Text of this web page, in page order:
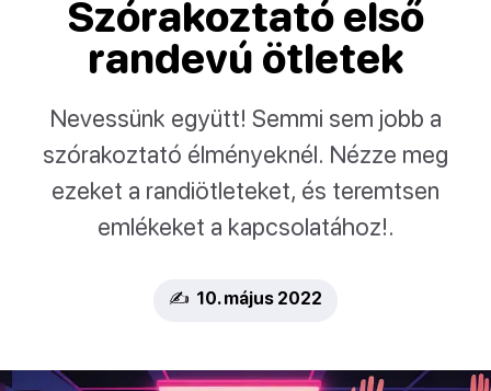
Szórakoztató első
randevú ötletek
Nevessünk együtt! Semmi sem jobb a
szórakoztató élményeknél. Nézze meg
ezeket a randiötleteket, és teremtsen
emlékeket a kapcsolatához!.
✍️ 10. május 2022